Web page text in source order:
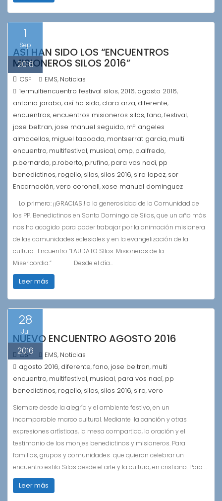
1
Sep
2016
ASÍ HAN SIDO LOS “ENCUENTROS
MISIONEROS SILOS 2016”
CSF EMS, Noticias
1ermultiencuentro festival silos, 2016, agosto 2016,
antonio jarabo, así ha sido, clara arza, diferente,
encuentros, encuentros misioneros silos,fano,festival,
jose beltran, jose manuel seguido, mª angeles
almacellas, miguel taboada, montserrat garcía, multi
encuentro, multifestival, musical, omp, p.alfredo,
p.bernardo, p.roberto, p.rufino, para vos nací, pp
benedictinos, rogelio, silos, silos 2016, siro lopez, sor
Encarnación,vero coronell,xose manuel dominguez
Lo primero: ¡¡GRACIAS!! a la generosidad de la Comunidad de
los PP. Benedictinos en Santo Domingo de Silos, que un año más
nos ha acogido para poder trabajar por la animación misionera
de las comunidades eclesiales y en la evangelización de la
cultura. Encuentro “LAUDATO SIlos. Misioneros de la
Misericordia.” Desde el día…
Leer más
28
Jul
2016
NUEVO ENCUENTRO AGOSTO 2016
CSF EMS, Noticias
agosto 2016, diferente,fano, jose beltran, multi
encuentro, multifestival, musical, para vos nací, pp
benedictinos, rogelio, silos, silos 2016, siro,vero
Siempre desde la alegría y el ambiente festivo, en un
incomparable marco cultural. Mediante la canción y otras
expresiones artísticas, la mesa compartida, la oración y el
testimonio de los monjes benedictinos y misioneros. Para
familias, grupos y comunidades que quieran celebrar un
encuentro estilo Silos desde el arte y la cultura, en cristiano. Para …
Leer más